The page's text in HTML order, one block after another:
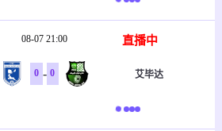
08-07 21:00 直播中
0 - 0 艾毕达